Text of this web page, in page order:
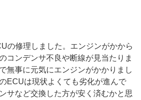
修理しました。エンジンがかから
コンデンサ不良や断線が見当たりま
無事に元気にエンジンがかかりまし
ECUは現状よくても劣化が進んで
サなど交換した方が安く済むかと思